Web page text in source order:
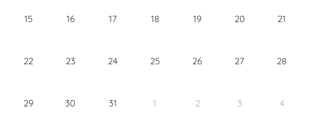
15 16 17 18 19 20 21
22 23 24 25 26 27 28
29 30 31 1 2 3 4